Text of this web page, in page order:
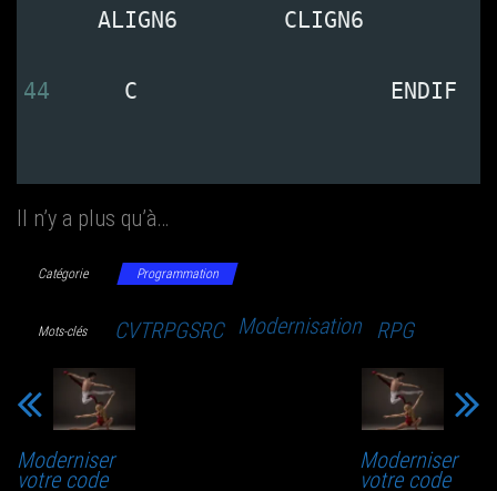
ALIGN6        CLIGN6
44 C                   ENDIF
Il n’y a plus qu’à…
Catégorie Programmation
Mots-clés CVTRPGSRC Modernisation RPG
Moder­ni­ser
votre code
Moder­ni­ser
votre code